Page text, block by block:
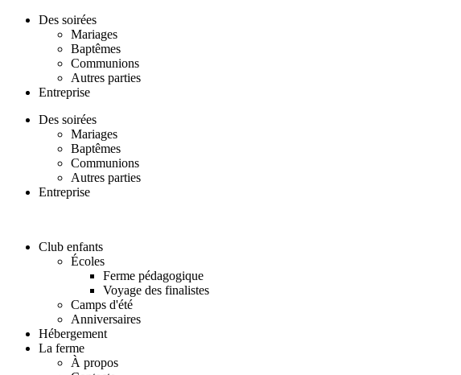
Aller
Des soirées
Mariages
Baptêmes
Communions
Autres parties
Entreprise
Des soirées
Mariages
Baptêmes
Communions
Autres parties
Entreprise
Club enfants
Écoles
Ferme pédagogique
Voyage des finalistes
Camps d'été
Anniversaires
Hébergement
La ferme
À propos